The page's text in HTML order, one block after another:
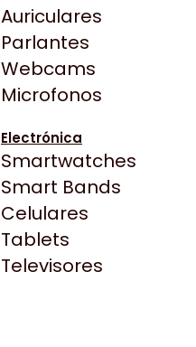
Auriculares
Parlantes
Webcams
Microfonos
Electrónica
Smartwatches
Smart Bands
Celulares
Tablets
Televisores